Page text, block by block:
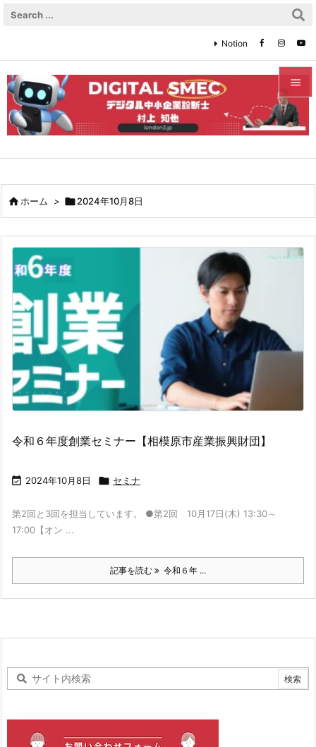


メニュ


次へ

Notion
ホーム > 2024年10月8日
令和６年度創業セミナー【相模原市産業振興財団】
 2024年10月8日  セミナ
第2回と3回を担当しています。 ●第2回 10月17日(木) 13:30～
17:00【オン ...
記事を読む 令和６年 ...